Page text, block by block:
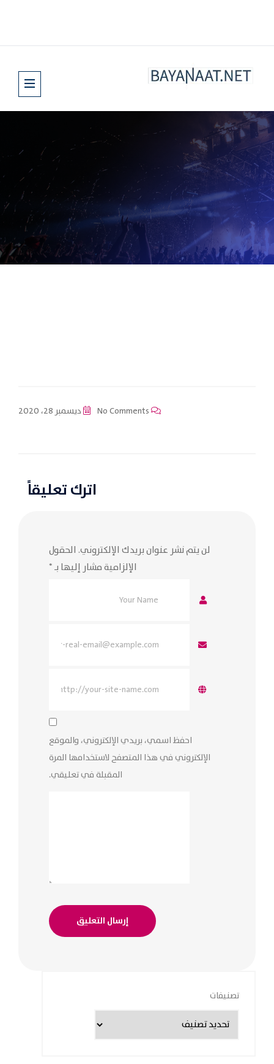
ديسمبر 28، 2020
اترك تعليقاً
لن يتم نشر عنوان بريدك الإلكتروني. الحقول
الإلزامية مشار إليها بـ*
احفظ اسمي، بريدي الإلكتروني، والموقع
الإلكتروني في هذا المتصفح لاستخدامها المرة
المقبلة في تعليقي.
تصنيفات